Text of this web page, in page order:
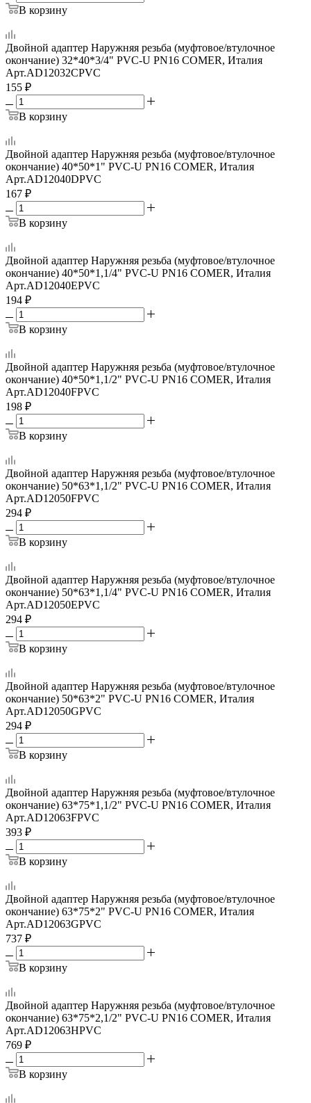
В корзину
Двойной адаптер Наружняя резьба (муфтовое/втулочное
окончание) 32*40*3/4" PVC-U PN16 COMER, Италия
Арт.AD12032CPVC
155 ₽
В корзину
Двойной адаптер Наружняя резьба (муфтовое/втулочное
окончание) 40*50*1" PVC-U PN16 COMER, Италия
Арт.AD12040DPVC
167 ₽
В корзину
Двойной адаптер Наружняя резьба (муфтовое/втулочное
окончание) 40*50*1,1/4" PVC-U PN16 COMER, Италия
Арт.AD12040EPVC
194 ₽
В корзину
Двойной адаптер Наружняя резьба (муфтовое/втулочное
окончание) 40*50*1,1/2" PVC-U PN16 COMER, Италия
Арт.AD12040FPVC
198 ₽
В корзину
Двойной адаптер Наружняя резьба (муфтовое/втулочное
окончание) 50*63*1,1/2" PVC-U PN16 COMER, Италия
Арт.AD12050FPVC
294 ₽
В корзину
Двойной адаптер Наружняя резьба (муфтовое/втулочное
окончание) 50*63*1,1/4" PVC-U PN16 COMER, Италия
Арт.AD12050EPVC
294 ₽
В корзину
Двойной адаптер Наружняя резьба (муфтовое/втулочное
окончание) 50*63*2" PVC-U PN16 COMER, Италия
Арт.AD12050GPVC
294 ₽
В корзину
Двойной адаптер Наружняя резьба (муфтовое/втулочное
окончание) 63*75*1,1/2" PVC-U PN16 COMER, Италия
Арт.AD12063FPVC
393 ₽
В корзину
Двойной адаптер Наружняя резьба (муфтовое/втулочное
окончание) 63*75*2" PVC-U PN16 COMER, Италия
Арт.AD12063GPVC
737 ₽
В корзину
Двойной адаптер Наружняя резьба (муфтовое/втулочное
окончание) 63*75*2,1/2" PVC-U PN16 COMER, Италия
Арт.AD12063HPVC
769 ₽
В корзину